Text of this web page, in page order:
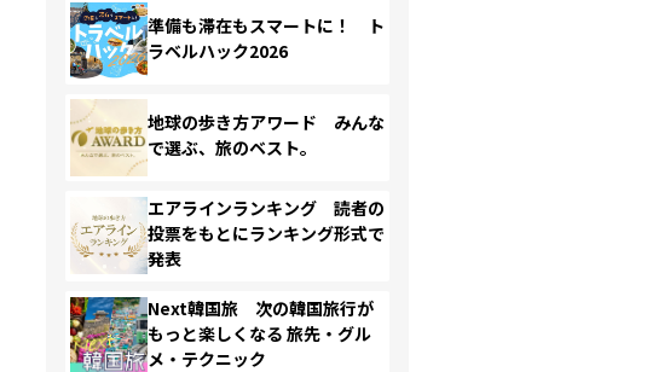
準備も滞在もスマートに！ ト
ラベルハック2026
地球の歩き方アワード みんな
で選ぶ、旅のベスト。
エアラインランキング 読者の
投票をもとにランキング形式で
発表
Next韓国旅 次の韓国旅行が
もっと楽しくなる 旅先・グル
メ・テクニック